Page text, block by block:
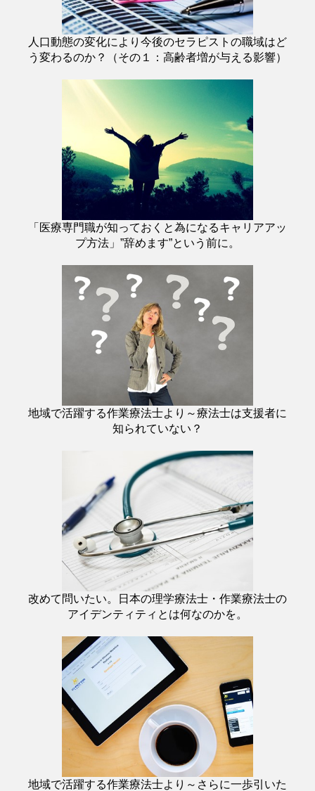
人口動態の変化により今後のセラピストの職域はど
う変わるのか？（その１：高齢者増が与える影響）
「医療専門職が知っておくと為になるキャリアアッ
プ方法」”辞めます”という前に。
地域で活躍する作業療法士より～療法士は支援者に
知られていない？
改めて問いたい。日本の理学療法士・作業療法士の
アイデンティティとは何なのかを。
地域で活躍する作業療法士より～さらに一歩引いた